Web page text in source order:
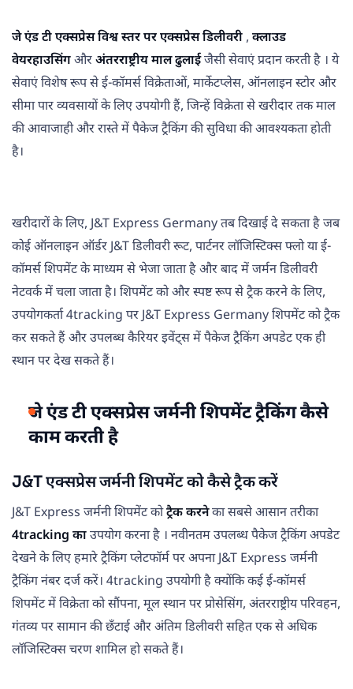
जे एंड टी एक्सप्रेस विश्व स्तर पर एक्सप्रेस डिलीवरी, क्लाउड
वेयरहाउसिंगऔरअंतरराष्ट्रीय माल ढुलाईजैसी सेवाएं प्रदान करती है । ये
सेवाएं विशेष रूप से ई-कॉमर्स विक्रेताओं, मार्केटप्लेस, ऑनलाइन स्टोर और
सीमा पार व्यवसायों के लिए उपयोगी हैं, जिन्हें विक्रेता से खरीदार तक माल
की आवाजाही और रास्ते में पैकेज ट्रैकिंग की सुविधा की आवश्यकता होती
है।
खरीदारों के लिए, J&T Express Germany तब दिखाई दे सकता है जब
कोई ऑनलाइन ऑर्डर J&T डिलीवरी रूट, पार्टनर लॉजिस्टिक्स फ्लो या ई-
कॉमर्स शिपमेंट के माध्यम से भेजा जाता है और बाद में जर्मन डिलीवरी
नेटवर्क में चला जाता है। शिपमेंट को और स्पष्ट रूप से ट्रैक करने के लिए,
उपयोगकर्ता 4tracking पर J&T Express Germany शिपमेंट को ट्रैक
कर सकते हैं और उपलब्ध कैरियर इवेंट्स में पैकेज ट्रैकिंग अपडेट एक ही
स्थान पर देख सकते हैं।
जे एंड टी एक्सप्रेस जर्मनी शिपमेंट ट्रैकिंग कैसे
काम करती है
J&T एक्सप्रेस जर्मनी शिपमेंट को कैसे ट्रैक करें
J&T Express जर्मनी शिपमेंट कोट्रैक करनेका सबसे आसान तरीका
4tracking काउपयोग करना है । नवीनतम उपलब्ध पैकेज ट्रैकिंग अपडेट
देखने के लिए हमारे ट्रैकिंग प्लेटफॉर्म पर अपना J&T Express जर्मनी
ट्रैकिंग नंबर दर्ज करें। 4tracking उपयोगी है क्योंकि कई ई-कॉमर्स
शिपमेंट में विक्रेता को सौंपना, मूल स्थान पर प्रोसेसिंग, अंतरराष्ट्रीय परिवहन,
गंतव्य पर सामान की छँटाई और अंतिम डिलीवरी सहित एक से अधिक
लॉजिस्टिक्स चरण शामिल हो सकते हैं।